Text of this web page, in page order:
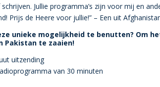
Jullie programma’s zijn voor mij en
Prijs de Heere voor jullie!” – Een uit
unieke mogelijkheid te benutten? Om
Pakistan te zaaien!
uitzending
van 30 minuten